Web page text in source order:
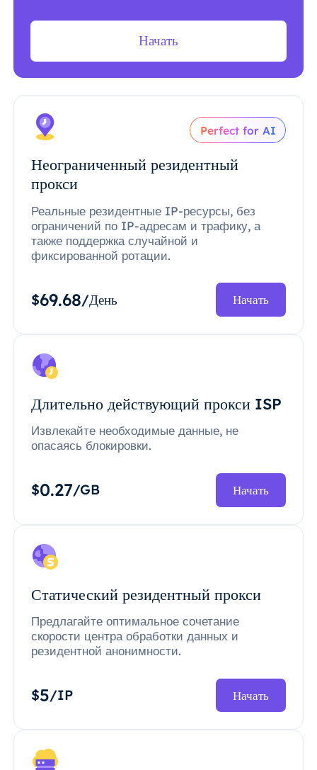
Начать
Perfect for AI
Неограниченный резидентный
прокси
Реальные резидентные IP-ресурсы, без
ограничений по IP-адресам и трафику, а
также поддержка случайной и
фиксированной ротации.
$69.68/День Начать
Длительно действующий прокси ISP
Извлекайте необходимые данные, не
опасаясь блокировки.
$0.27/GB Начать
Статический резидентный прокси
Предлагайте оптимальное сочетание
скорости центра обработки данных и
резидентной анонимности.
$5/IP Начать